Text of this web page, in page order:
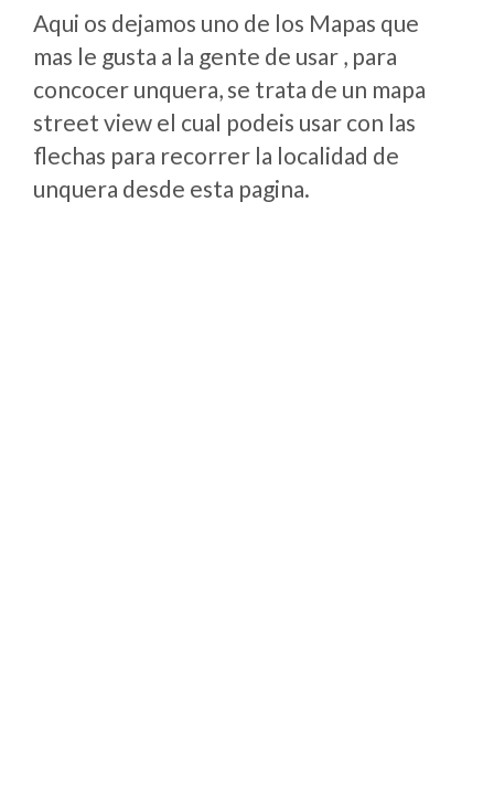
Aqui os dejamos uno de los Mapas que
mas le gusta a la gente de usar , para
concocer unquera, se trata de un mapa
street view el cual podeis usar con las
flechas para recorrer la localidad de
unquera desde esta pagina.